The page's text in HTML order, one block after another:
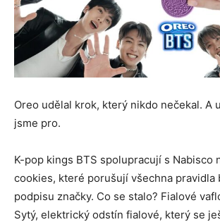
Technologií
Inteligence
Oreo udělal krok, který nikdo nečekal. A
jsme pro.
K-pop kings BTS spolupracují s Nabisco
cookies, které porušují všechna pravidla
podpisu značky. Co se stalo? Fialové
Sytý, elektrický odstín fialové, který se